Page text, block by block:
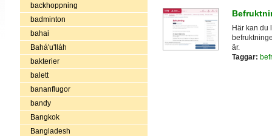
backhoppning
badminton
bahai
Bahá'u'lláh
bakterier
balett
bananflugor
bandy
Bangkok
Bangladesh
Här kan du
är.
Taggar: